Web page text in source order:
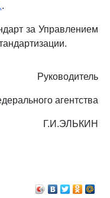
.
за Управлением
Руководитель
агентства
Г.И.ЭЛЬКИН